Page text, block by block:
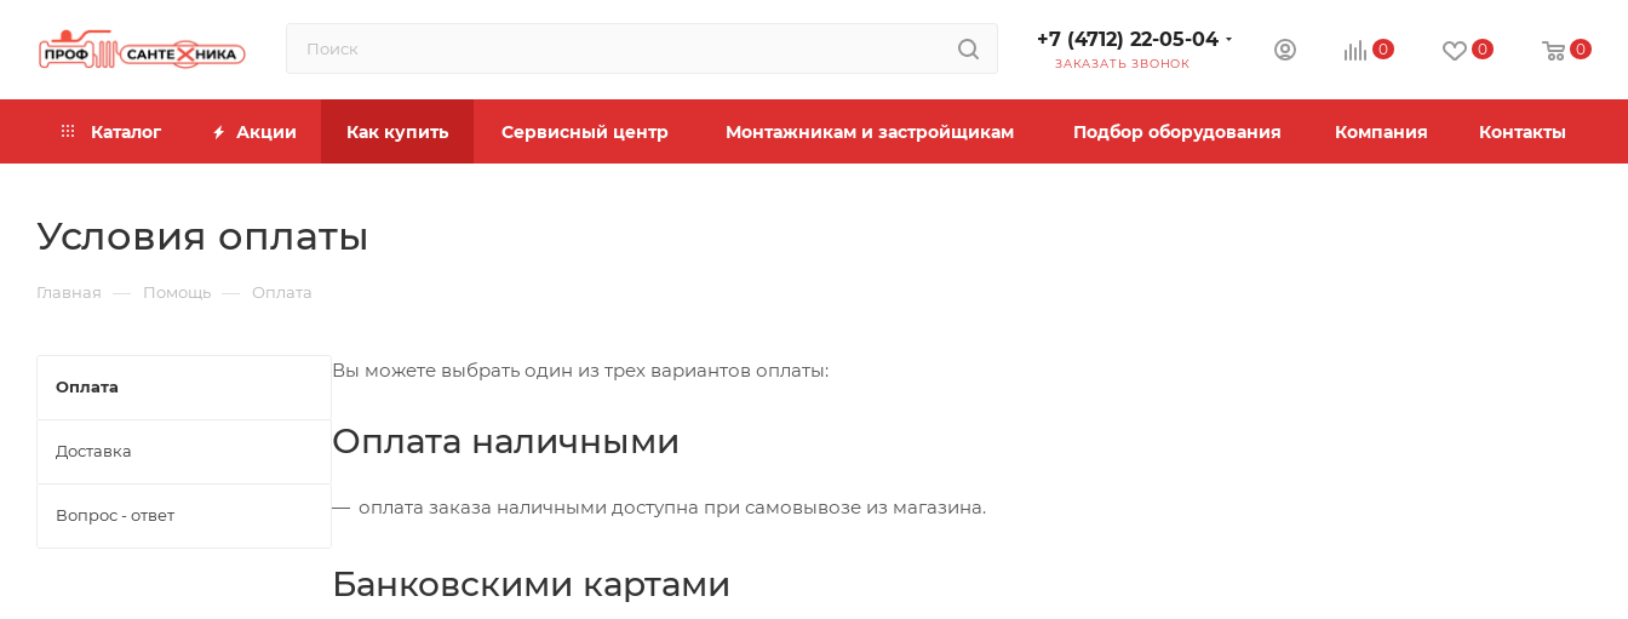
+7 (4712) 22-05-04
ЗАКАЗАТЬ ЗВОНОК
0 0 0
Каталог Акции Как купить Сервисный центр Монтажникам и застройщикам Подбор оборудования Компания Контакты
Условия оплаты
Главная — Помощь — Оплата
Вы можете выбрать один из трех вариантов оплаты:
Оплата наличными
оплата заказа наличными доступна при самовывозе из магазина.
Банковскими картами
Оплата
Доставка
Вопрос - ответ